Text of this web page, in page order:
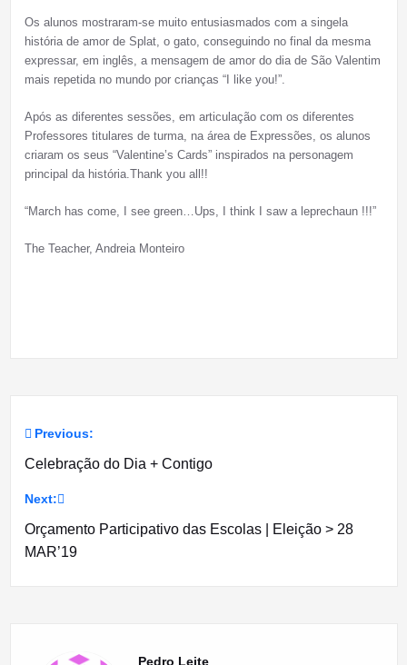
Os alunos mostraram-se muito entusiasmados com a singela
história de amor de Splat, o gato, conseguindo no final da mesma
expressar, em inglês, a mensagem de amor do dia de São Valentim
mais repetida no mundo por crianças “I like you!”.
Após as diferentes sessões, em articulação com os diferentes
Professores titulares de turma, na área de Expressões, os alunos
criaram os seus “Valentine’s Cards” inspirados na personagem
principal da história.Thank you all!!
“March has come, I see green…Ups, I think I saw a leprechaun !!!”
The Teacher, Andreia Monteiro
Navegação
artigos
Previous:
Celebração do Dia + Contigo
Next:
Orçamento Participativo das Escolas | Eleição > 28
MAR’19
Pedro Leite